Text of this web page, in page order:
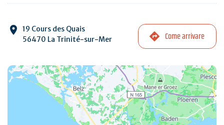
19 Cours des Quais
56470 La Trinité-sur-Mer
Come arrivare